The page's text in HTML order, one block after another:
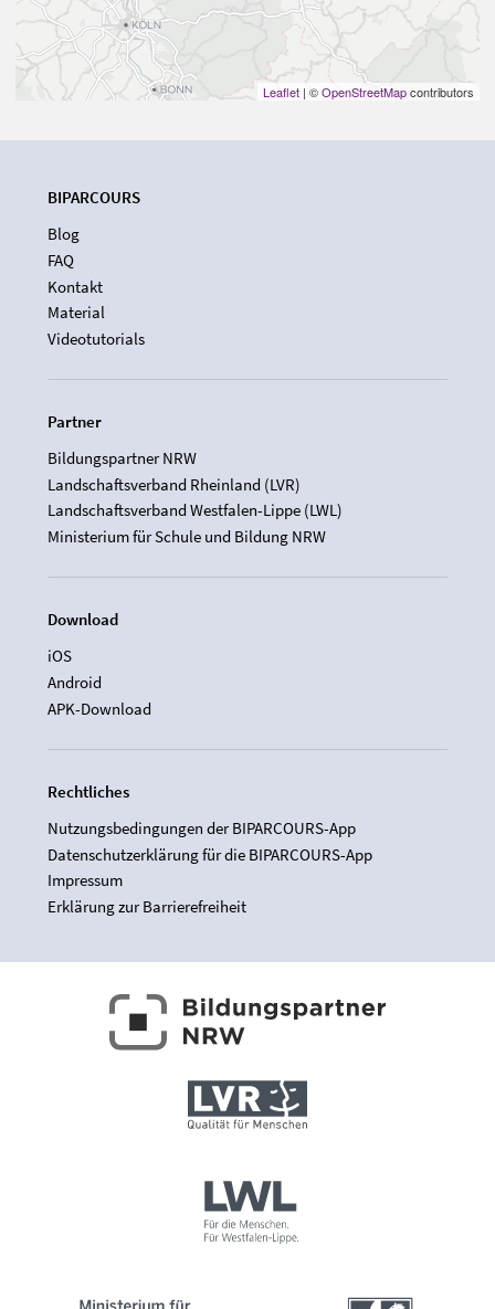
Leaflet | ©OpenStreetMapcontributors
BIPARCOURS
Blog
FAQ
Kontakt
Material
Videotutorials
Partner
Bildungspartner NRW
Landschaftsverband Rheinland (LVR)
Landschaftsverband Westfalen-Lippe (LWL)
Ministerium für Schule und Bildung NRW
Download
iOS
Android
APK-Download
Rechtliches
Nutzungsbedingungen der BIPARCOURS-App
Datenschutzerklärung für die BIPARCOURS-App
Impressum
Erklärung zur Barrierefreiheit